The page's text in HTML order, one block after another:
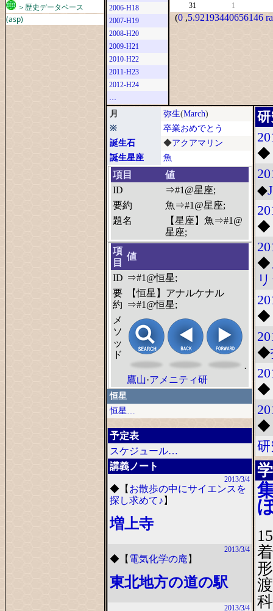
＞歴史データベース
(asp)
2006-H18
2007-H19
2008-H20
2009-H21
2010-H22
2011-H23
2012-H24
…
31
1
(0 ,5.92193440656146
月 弥生(March)
※
卒業おめでとう
誕生石
◆アクアマリン
誕生星座
魚
項目
値
ID
⇒#1@星座;
要約
魚⇒#1@星座;
題名
【星座】魚⇒#1@
星座;
項
目
値
ID ⇒#1@恒星;
要
約
【恒星】アナルケナル
⇒#1@恒星;
メ
ソ
ッ
ド
·
鷹山·アメニティ研
恒星
恒星…
予定表
スケジュール…
講義ノート
2013/3/4
◆ 【 お散歩の中にサイエンスを
探し求めて♪ 】
増上寺
2013/3/4
◆ 【 電気化学の庵 】
東北地方の道の駅
2013/3/4
◆
◆
◆
◆
◆
◆
◆
◆